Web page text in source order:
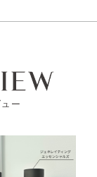
ぐに充分洗い流
き場所にご注